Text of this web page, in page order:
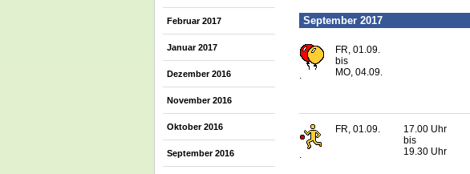
Februar 2017
Januar 2017
Dezember 2016
November 2016
Oktober 2016
September 2016
September 2017
.
FR, 01.09.
bis
MO, 04.09.
FR, 01.09.
17.00 Uhr
bis
19.30 Uhr